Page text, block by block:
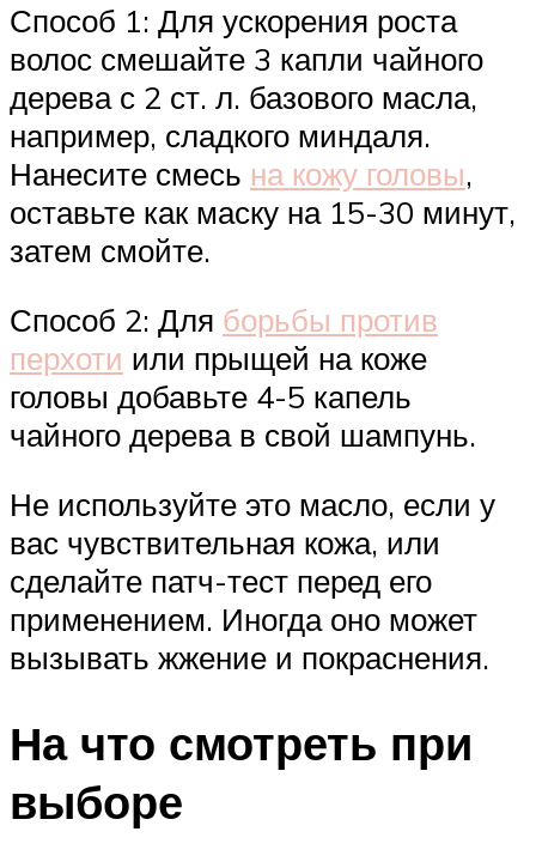
Способ 1: Для ускорения роста
волос смешайте 3 капли чайного
дерева с 2 ст. л. базового масла,
например, сладкого миндаля.
Нанесите смесь на кожу головы,
оставьте как маску на 15-30 минут,
затем смойте.
Способ 2: Для борьбы против
перхоти или прыщей на коже
головы добавьте 4-5 капель
чайного дерева в свой шампунь.
Не используйте это масло, если у
вас чувствительная кожа, или
сделайте патч-тест перед его
применением. Иногда оно может
вызывать жжение и покраснения.
На что смотреть при
выборе